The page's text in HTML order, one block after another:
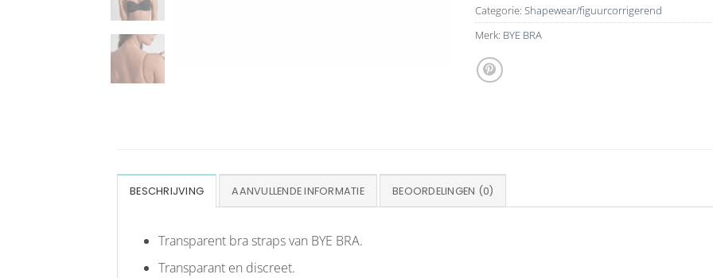
Categorie: Shapewear/figuurcorrigerend
Merk: BYE BRA
BESCHRIJVING AANVULLENDE INFORMATIE BEOORDELINGEN (0)
Transparent bra straps van BYE BRA.
Transparant en discreet.